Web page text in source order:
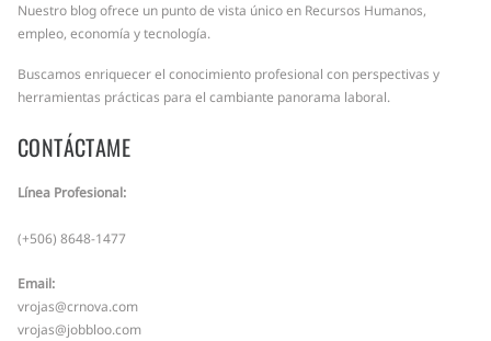
Nuestro blog ofrece un punto de vista único en Recursos Humanos,
empleo, economía y tecnología.
Buscamos enriquecer el conocimiento profesional con perspectivas y
herramientas prácticas para el cambiante panorama laboral.
CONTÁCTAME
Línea Profesional:
(+506) 8648-1477
Email:
vrojas@crnova.com
vrojas@jobbloo.com